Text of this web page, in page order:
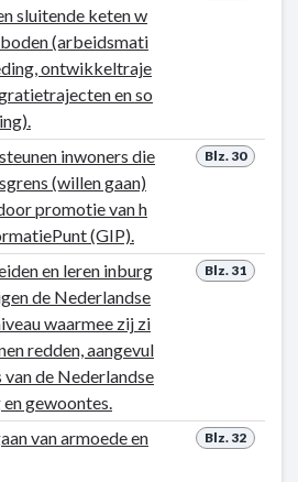
sluitende keten w
(arbeidsmati
ontwikkeltraje
en so
Blz. 30
inwoners die
(willen gaan)
promotie van h
(GIP).
Blz. 31
en leren inburg
de Nederlandse
waarmee zij zi
redden, aangevul
van de Nederlandse
gewoontes.
Blz. 32
van armoede en